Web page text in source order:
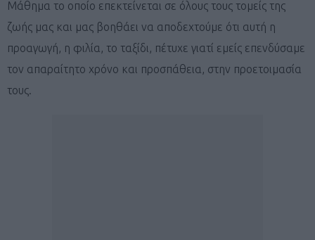
Μάθημα το οποίο επεκτείνεται σε όλους τους τομείς της
ζωής μας και μας βοηθάει να αποδεχτούμε ότι αυτή η
προαγωγή, η φιλία, το ταξίδι, πέτυχε γιατί εμείς επενδύσαμε
τον απαραίτητο χρόνο και προσπάθεια, στην προετοιμασία
τους.